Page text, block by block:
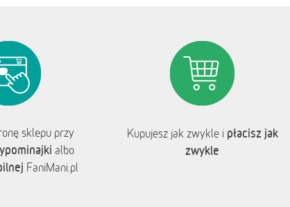
sklepu przy
albo
FaniMani.pl
Kupujesz jak zwykle i płacisz jak
zwykle